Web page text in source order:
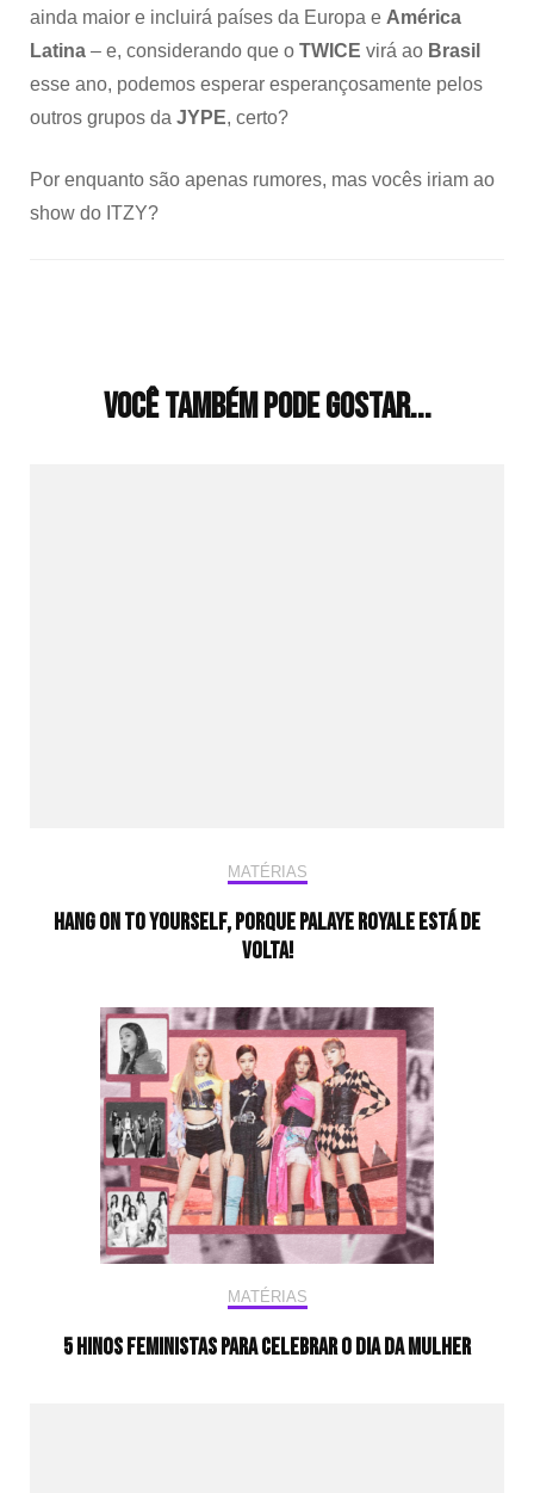
ainda maior e incluirá países da Europa e América
Latina – e, considerando que o TWICE virá ao Brasil
esse ano, podemos esperar esperançosamente pelos
outros grupos da JYPE, certo?
Por enquanto são apenas rumores, mas vocês iriam ao
show do ITZY?
Você também pode gostar...
MATÉRIAS
Hang On To Yourself, porque Palaye Royale está de
volta!
MATÉRIAS
5 hinos feministas para celebrar o Dia da Mulher